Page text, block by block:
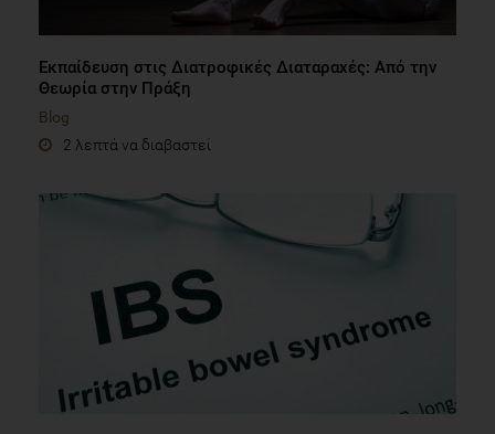
Εκπαίδευση στις Διατροφικές Διαταραχές: Από την
Θεωρία στην Πράξη
Blog
2 λεπτά να διαβαστεί